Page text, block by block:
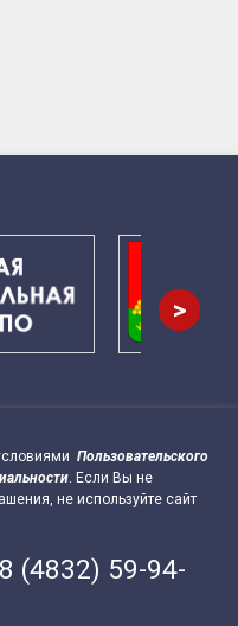
>
Пользовательского
. Если Вы не
не используйте сайт
8 (4832) 59-94-